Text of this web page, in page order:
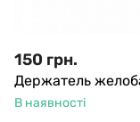
150 грн.
Держатель
В наявності